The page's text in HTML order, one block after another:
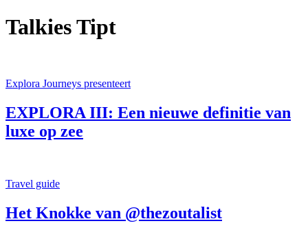
Talkies Tipt
Explora Journeys presenteert
EXPLORA III: Een nieuwe definitie van
luxe op zee
Travel guide
Het Knokke van @thezoutalist